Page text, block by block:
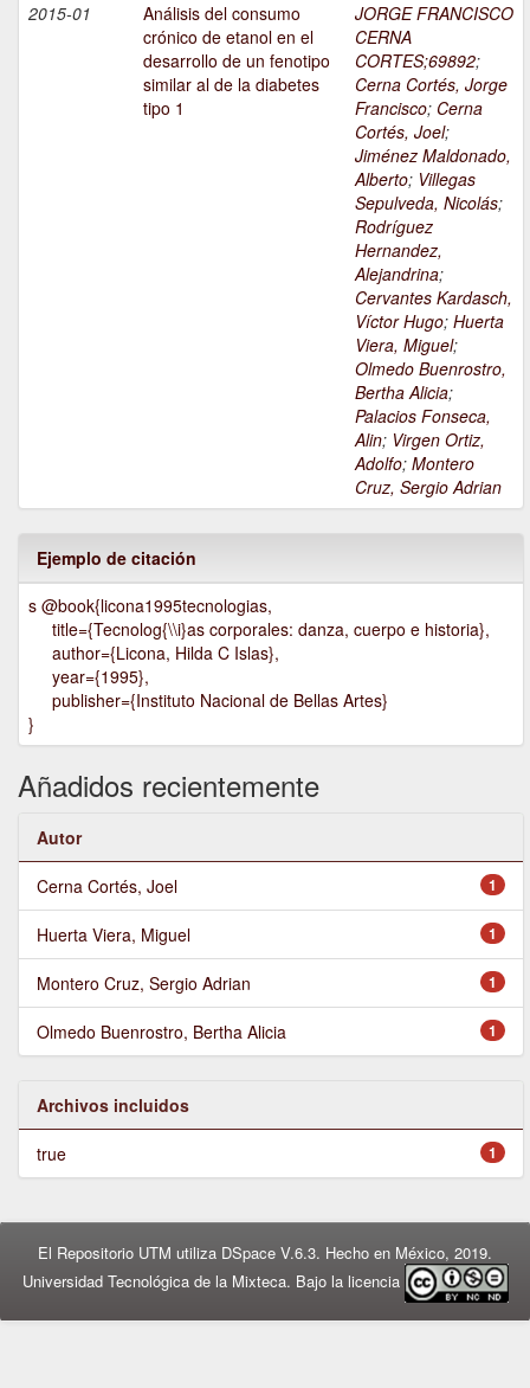
2015-01
Análisis del consumo
crónico de etanol en el
desarrollo de un fenotipo
similar al de la diabetes
tipo 1
JORGE FRANCISCO
CERNA
CORTES;69892;
Cerna Cortés, Jorge
Francisco; Cerna
Cortés, Joel;
Jiménez Maldonado,
Alberto; Villegas
Sepulveda, Nicolás;
Rodríguez
Hernandez,
Alejandrina;
Cervantes Kardasch,
Víctor Hugo; Huerta
Viera, Miguel;
Olmedo Buenrostro,
Bertha Alicia;
Palacios Fonseca,
Alin; Virgen Ortiz,
Adolfo; Montero
Cruz, Sergio Adrian
Ejemplo de citación
s @book{licona1995tecnologias,
title={Tecnolog{\\i}as corporales: danza, cuerpo e historia},
author={Licona, Hilda C Islas},
year={1995},
publisher={Instituto Nacional de Bellas Artes}
}
Añadidos recientemente
Autor
1
Cerna Cortés, Joel
1
Huerta Viera, Miguel
1
Montero Cruz, Sergio Adrian
1
Olmedo Buenrostro, Bertha Alicia
Archivos incluidos
1
true
El Repositorio UTM utiliza DSpace V.6.3. Hecho en México, 2019.
Universidad Tecnológica de la Mixteca. Bajo la licencia